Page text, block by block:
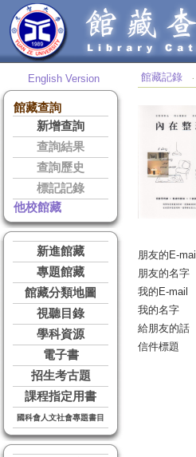
English Version
館藏查詢
新增查詢
查詢結果
查詢歷史
標記記錄
他校館藏
新進館藏
專題館藏
館藏分類地圖
視聽目錄
學科資源
電子書
招生考古題
課程指定用書
國科會人文社會專題書目
館藏記錄 ‧
朋友的E-mail
朋友的名字
我的E-mail
我的名字
給朋友的話
信件標題